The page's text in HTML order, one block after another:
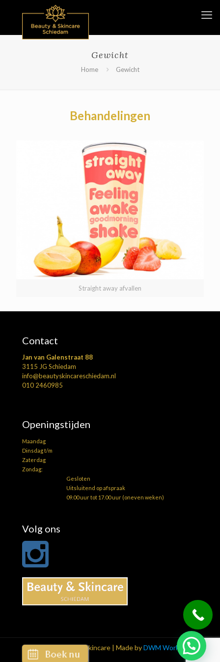
Gewicht
Home Gewicht
Behandelingen
Straight away afvallen
Contact
Jan van Galenstraat 88
3115 JG Schiedam
info@beautyskincareschiedam.nl
010 2460985
Openingstijden
Maandag
Dinsdag t/m
Zaterdag
Zondag:
Gesloten
Uitsluitend op afspraak
09.00 uur tot 17.00 uur (oneven weken)
Volg ons
© 2026 Beauty & Skincare | Made byDWM Works4u